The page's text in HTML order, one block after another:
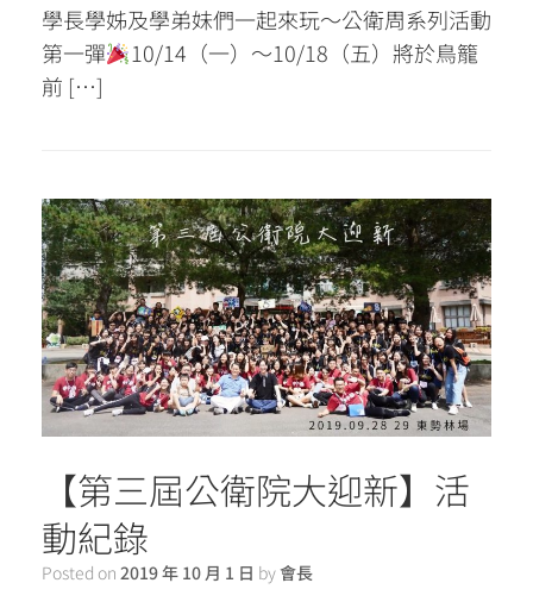
學長學姊及學弟妹們一起來玩～公衛周系列活動
第一彈
10/14（一）～10/18（五）將於鳥籠
前 […]
【第三屆公衛院大迎新】活
動紀錄
Posted on 2019 年 10 月 1 日 by會長